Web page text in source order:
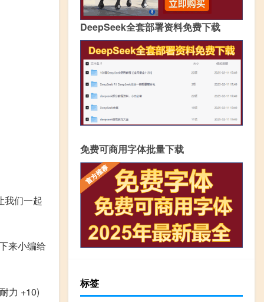
我们一起
来小编给
力 +10)
DeepSeek全套部署资料免费下载
免费可商用字体批量下载
标签